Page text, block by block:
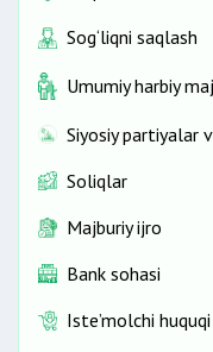
Sog‘liqni saqlash
Umumiy harbiy
Siyosiy partiyalar
Soliqlar
Majburiy ijro
Bank sohasi
Iste’molchi huquqi